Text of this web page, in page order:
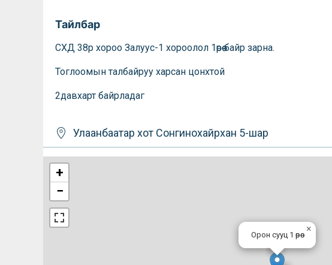
Тайлбар
СХД 38р хороо Залуус-1 хороолол 1өрөө байр зарна.
Тоглоомын талбайруу харсан цонхтой
2давхарт байрладаг
Улаанбаатар хот Сонгинохайрхан 5-шар
Орон сууц 1 өрөө
×
+
−